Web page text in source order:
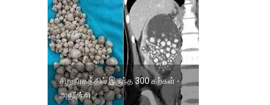
சிறுநீரகத்தில் இருந்த 300 கற்கள் -
அதிர்ச்சி